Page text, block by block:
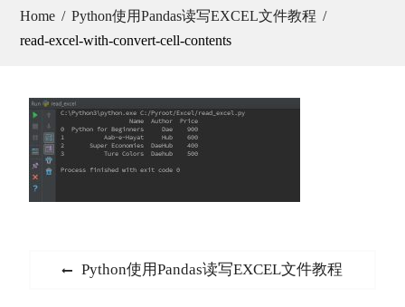
Home
Python使用Pandas读写EXCEL文件教程
read-excel-with-convert-cell-contents
Previous
Python使用Pandas读写EXCEL文件教程